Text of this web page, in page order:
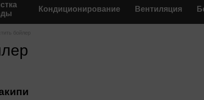
Кондиционирование Вентиляция
бойлер